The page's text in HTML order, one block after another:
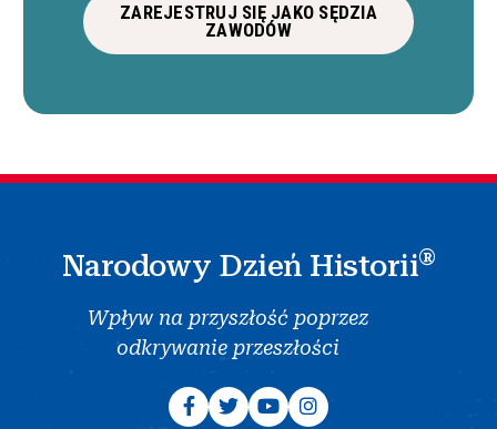
ZAREJESTRUJ SIĘ JAKO SĘDZIA
ZAWODÓW
Narodowy Dzień Historii®
Wpływ na przyszłość poprzez
odkrywanie przeszłości